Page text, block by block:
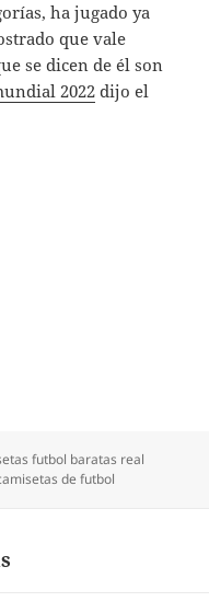
ha jugado ya
que vale
se dicen de él son
2022 dijo el
futbol baratas real
de futbol